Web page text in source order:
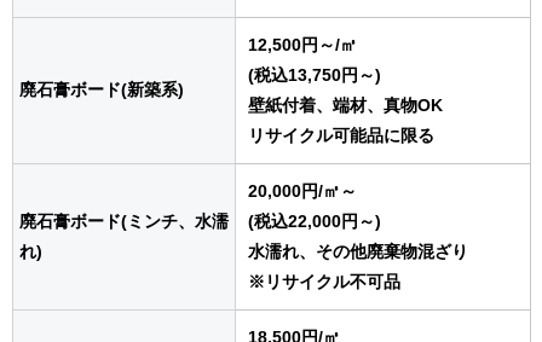
廃石膏ボード(新築系)
12,500円～/㎥
(税込13,750円～)
壁紙付着、端材、真物OK
リサイクル可能品に限る
廃石膏ボード(ミンチ、水濡
れ)
20,000円/㎥ ～
(税込22,000円～)
水濡れ、その他廃棄物混ざり
※リサイクル不可品
18,500円/㎥